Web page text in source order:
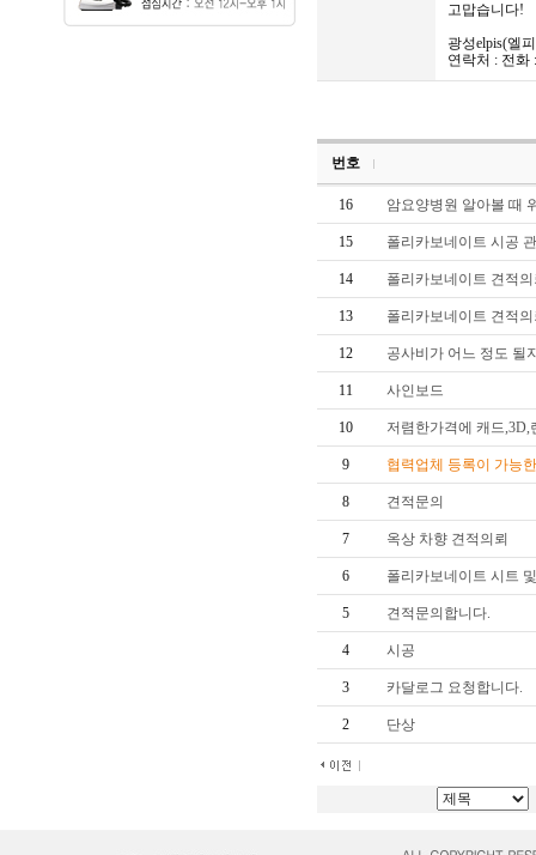
고맙습니다!
광성elpis(엘
연락처 : 전화
번호
16 암요양병원 알아볼 때
15 폴리카보네이트 시공
14 폴리카보네이트 견적
13 폴리카보네이트 견적
12 공사비가 어느 정도 될
11 사인보드
10 저렴한가격에 캐드
9 협력업체 등록이 가능
8 견적문의
7 옥상 차향 견적의뢰
6 폴리카보네이트 시트
5 견적문의합니다.
4 시공
3 카달로그 요청합니다.
2 단상